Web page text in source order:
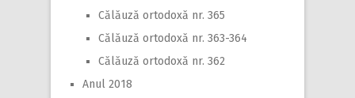
Călăuză ortodoxă nr. 365
Călăuză ortodoxă nr. 363-364
Călăuză ortodoxă nr. 362
Anul 2018